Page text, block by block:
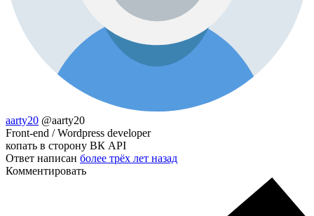
aarty20 @aarty20
Front-end / Wordpress developer
копать в сторону ВК API
Ответ написан более трёх лет назад
Комментировать